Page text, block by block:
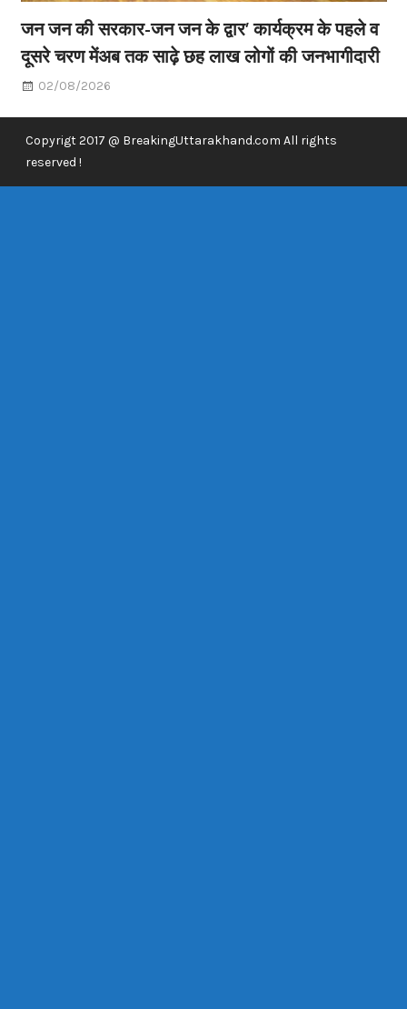
जन जन की सरकार-जन जन के द्वार’ कार्यक्रम के पहले व
दूसरे चरण मेंअब तक साढ़े छह लाख लोगों की जनभागीदारी
02/08/2026
Copyrigt 2017 @ BreakingUttarakhand.com All rights
reserved !